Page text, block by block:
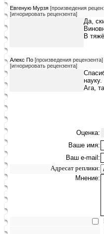
Евгеную Мурзя [произведения
[игнорировать рецензента]
Да,
В
Алекс По [произведения рецензента]
[игнорировать рецензента]
науку.
Ага,
Оценка:
Ваше имя:
Ваш e-mail:
Адресат реплики:
Мнение: